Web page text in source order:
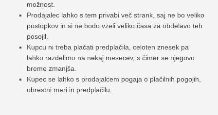
možnost.
Prodajalec lahko s tem privabi več strank, saj ne bo veliko
postopkov in si ne bodo vzeli veliko časa za obdelavo teh
posojil.
Kupcu ni treba plačati predplačila, celoten znesek pa
lahko razdelimo na nekaj mesecev, s čimer se njegovo
breme zmanjša.
Kupec se lahko s prodajalcem pogaja o plačilnih pogojih,
obrestni meri in predplačilu.